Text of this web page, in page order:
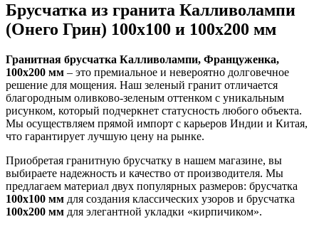
Брусчатка из гранита Калливолампи
(Онего Грин) 100x100 и 100x200 мм
Гранитная брусчатка Калливолампи, Француженка,
100x200 мм – это премиальное и невероятно долговечное
решение для мощения. Наш зеленый гранит отличается
благородным оливково-зеленым оттенком с уникальным
рисунком, который подчеркнет статусность любого объекта.
Мы осуществляем прямой импорт с карьеров Индии и Китая,
что гарантирует лучшую цену на рынке.
Приобретая гранитную брусчатку в нашем магазине, вы
выбираете надежность и качество от производителя. Мы
предлагаем материал двух популярных размеров: брусчатка
100х100 мм для создания классических узоров и брусчатка
100х200 мм для элегантной укладки «кирпичиком».